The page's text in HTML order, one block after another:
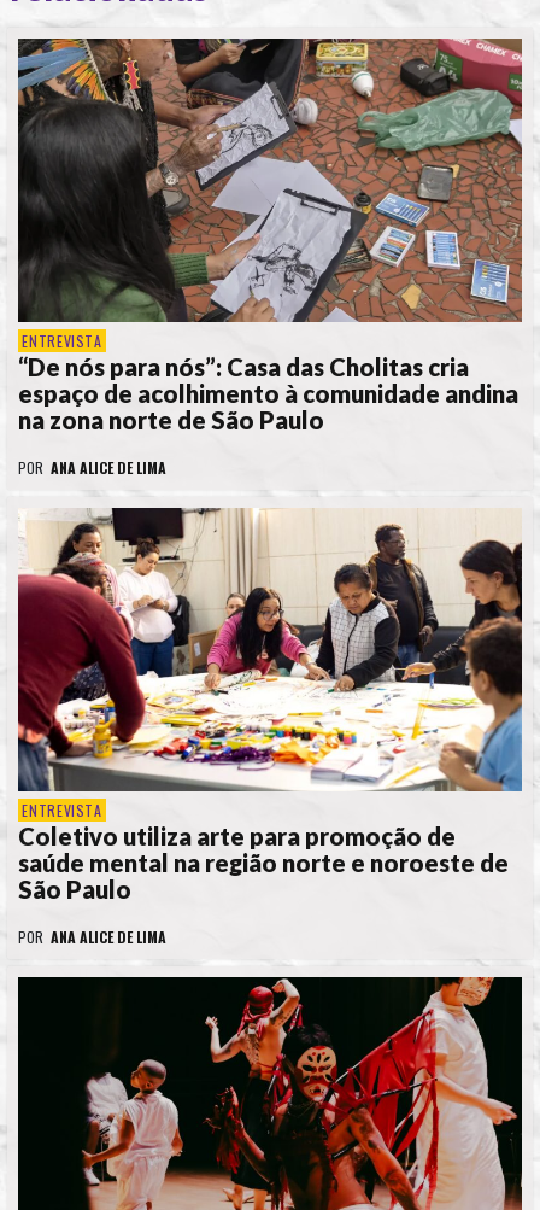
ENTREVISTA
“De nós para nós”: Casa das Cholitas cria
espaço de acolhimento à comunidade andina
na zona norte de São Paulo
POR ANA ALICE DE LIMA
ENTREVISTA
Coletivo utiliza arte para promoção de
saúde mental na região norte e noroeste de
São Paulo
POR ANA ALICE DE LIMA